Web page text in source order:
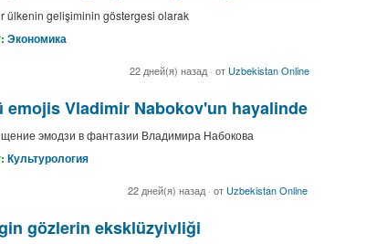
ülkenin gelişiminin göstergesi olarak
Экономика
22 дней(я) назад · от Uzbekistan Online
emojis Vladimir Nabokov'un hayalinde
эмодзи в фантазии Владимира Набокова
Культурология
22 дней(я) назад · от Uzbekistan Online
gözlerin eksklüzyivliği